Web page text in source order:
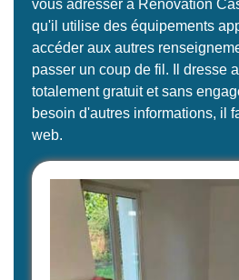
vous adresser à Rénovation
qu'il utilise des équipements
accéder aux autres
passer un coup de fil. Il dresse
totalement gratuit et sans
besoin d'autres informations, il
web.